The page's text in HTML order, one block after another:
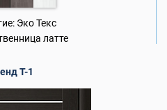
Эко Текс
латте
Т-1